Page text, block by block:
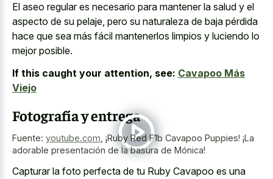
El aseo regular es necesario para mantener la salud y el
aspecto de su pelaje, pero su naturaleza de baja pérdida
hace que sea más fácil mantenerlos limpios y luciendo lo
mejor posible.
If this caught your attention, see: Cavapoo Más
Viejo
Fotografía y entrega
Fuente: youtube.com ¡Ruby Red F1b Cavapoo Puppies! ¡La
adorable presentación de la basura de Mónica!
Capturar la foto perfecta de tu Ruby Cavapoo es una